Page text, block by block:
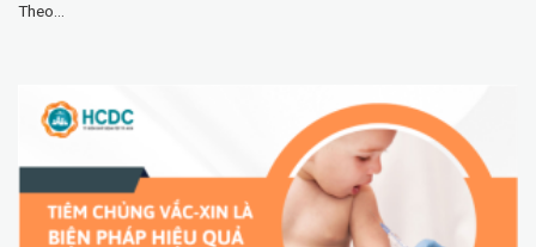
Theo...